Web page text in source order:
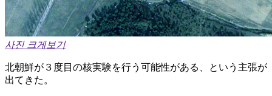
사진 크게보기
北朝鮮が３度目の核実験を行う可能性がある、という主張が
出てきた。